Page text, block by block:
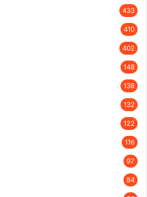
433
410
402
148
138
132
122
116
97
84